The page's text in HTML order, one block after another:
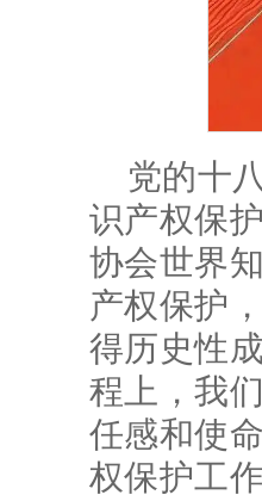
党的十
识产权保
协会世界
产权保护
得历史性
程上，我
任感和使
权保护工